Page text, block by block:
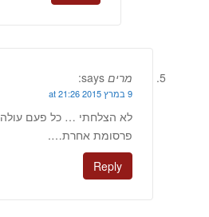
מרים says:
9 במרץ 2015 at 21:26
לא הצלחתי … כל פעם עולה
פרסומת אחרת….
Reply